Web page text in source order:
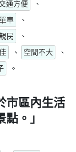
通方便
、
車
、
民
、
、 空間不大
、
。
市區內生活
。」